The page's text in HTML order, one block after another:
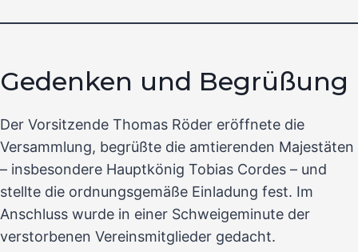
Gedenken und Begrüßung
Der Vorsitzende Thomas Röder eröffnete die
Versammlung, begrüßte die amtierenden Majestäten
– insbesondere Hauptkönig Tobias Cordes – und
stellte die ordnungsgemäße Einladung fest. Im
Anschluss wurde in einer Schweigeminute der
verstorbenen Vereinsmitglieder gedacht.